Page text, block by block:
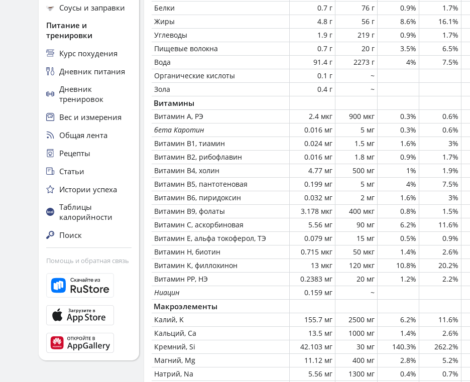
Белки
0.7 г 76 г 0.9% 1.7%
Жиры
4.8 г 56 г 8.6% 16.1%
Углеводы
1.9 г 219 г 0.9% 1.7%
Пищевые волокна
0.7 г 20 г 3.5% 6.5%
Вода
91.4 г 2273 г 4% 7.5%
Органические кислоты
0.1 г
~
Зола
0.4 г ~
Витамины
Витамин А, РЭ 2.4 мкг 900 мкг 0.3% 0.6%
бета Каротин
0.016 мг 5 мг 0.3% 0.6%
Витамин В1, тиамин
0.024 мг 1.5 мг 1.6% 3%
Витамин В2, рибофлавин
0.016 мг 1.8 мг 0.9% 1.7%
Витамин В4, холин
4.77 мг 500 мг 1% 1.9%
Витамин В5, пантотеновая
0.199 мг 5 мг 4% 7.5%
Витамин В6, пиридоксин
0.032 мг 2 мг 1.6% 3%
Витамин В9, фолаты
3.178 мкг 400 мкг 0.8% 1.5%
Витамин C, аскорбиновая
5.56 мг 90 мг 6.2% 11.6%
Витамин Е, альфа токоферол, ТЭ
0.079 мг 15 мг 0.5% 0.9%
Витамин Н, биотин
0.715 мкг 50 мкг 1.4% 2.6%
Витамин К, филлохинон
13 мкг 120 мкг 10.8% 20.2%
Витамин РР, НЭ
0.2383 мг 20 мг 1.2% 2.2%
Ниацин
0.159 мг ~
Макроэлементы
Калий, K 155.7 мг 2500 мг 6.2% 11.6%
Кальций, Ca
13.5 мг 1000 мг 1.4% 2.6%
Кремний, Si
42.103 мг 30 мг 140.3% 262.2%
Магний, Mg
11.12 мг 400 мг 2.8% 5.2%
Натрий, Na
5.56 мг 1300 мг 0.4% 0.7%
Соусы и заправки
Питание и
тренировки
Курс похудения
Дневник питания
Дневник
тренировок
Вес и измерения
Общая лента
Рецепты
Статьи
Истории успеха
Таблицы
калорийности
Поиск
Помощь и обратная связь